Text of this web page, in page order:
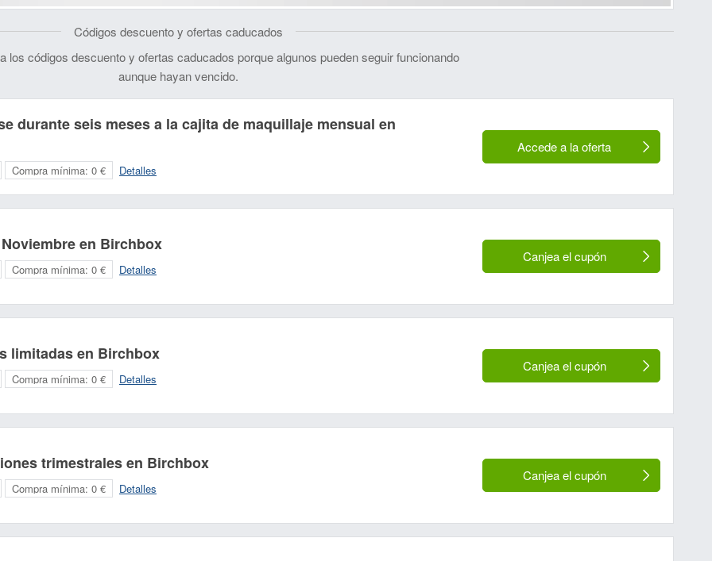
Códigos descuento y ofertas caducados
los códigos descuento y ofertas caducados porque algunos pueden seguir funcionando
aunque hayan vencido.
durante seis meses a la cajita de maquillaje mensual en
Accede a la oferta
Compra mínima: 0 € Detalles
en Birchbox
Canjea el cupón
Compra mínima: 0 € Detalles
limitadas en Birchbox
Canjea el cupón
Compra mínima: 0 € Detalles
trimestrales en Birchbox
Canjea el cupón
Compra mínima: 0 € Detalles